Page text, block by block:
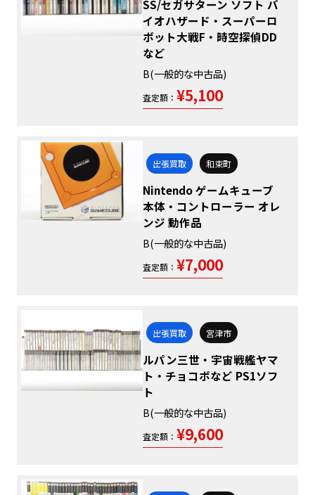
SS/セガサターン ソフト バ
イオハザード・スーパーロ
ボット大戦F・時空探偵DD
など
B(一般的な中古品)
査定額： ¥5,100
出張買取 和束町
Nintendo ゲームキューブ
本体・コントローラー オレ
ンジ 動作品
B(一般的な中古品)
査定額： ¥7,000
出張買取 宮津市
ルパン三世・宇宙戦艦ヤマ
ト・チョコボなど PS1ソフ
ト
B(一般的な中古品)
査定額： ¥9,600